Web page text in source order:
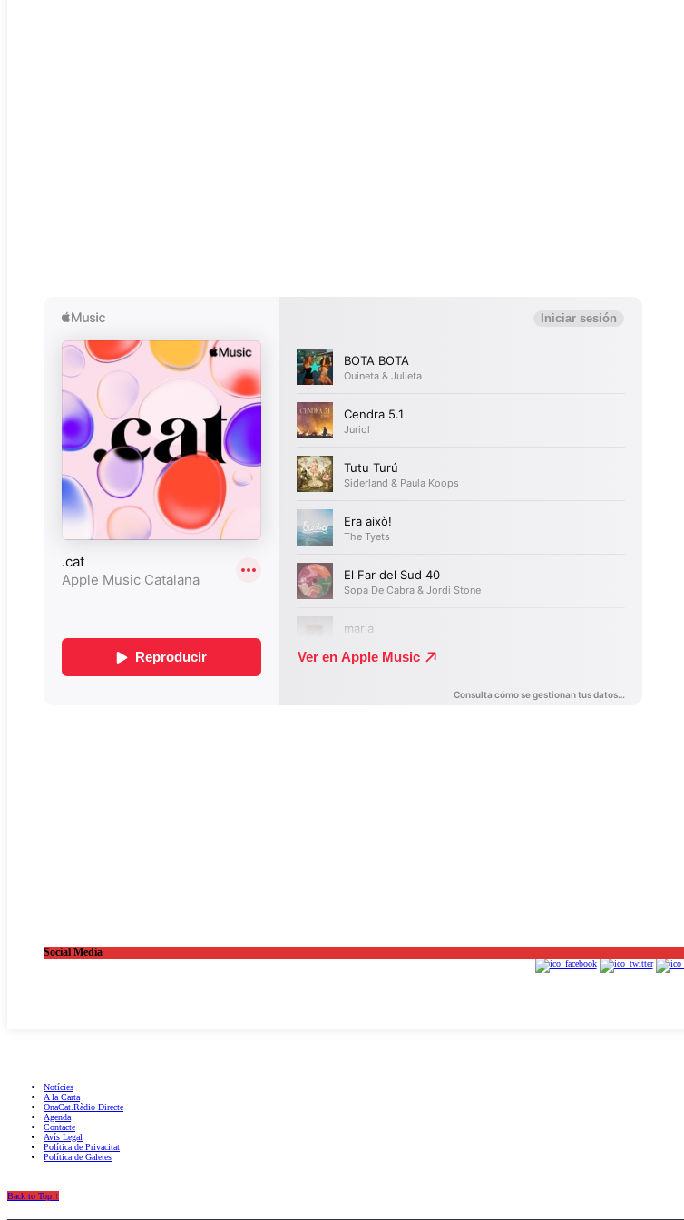
Social Media
Notícies
A la Carta
OnaCat.Ràdio Directe
Agenda
Contacte
Avís Legal
Política de Privacitat
Política de Galetes
Back to Top ↑